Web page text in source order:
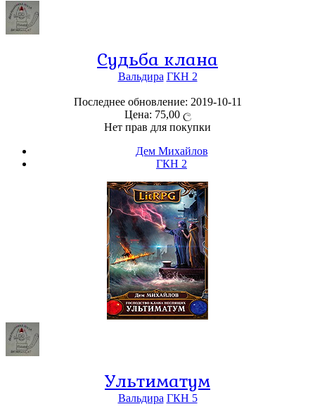
Судьба клана
Вальдира ГКН 2
Последнее обновление: 2019-10-11
Цена: 75,00 ල
Нет прав для покупки
Дем Михайлов
ГКН 2
Ультиматум
Вальдира ГКН 5